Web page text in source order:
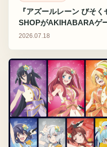
『アズールレーン びそ
SHOPがAKIHABARAゲ
2026.07.18